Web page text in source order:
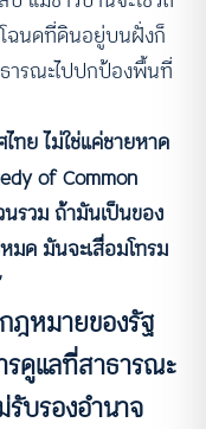
ฉนดที่ดินอยู่บนฝั่งก็
ารณะไปปกป้องพื้นที่
ทย ไม่ใช่แค่ชายหาด
of Common
รวม ถ้ามันเป็นของ
มด มันจะเสื่อมโทรม
ฎหมายของรัฐ
รดูแลที่สาธารณะ
บรองอํานาจ